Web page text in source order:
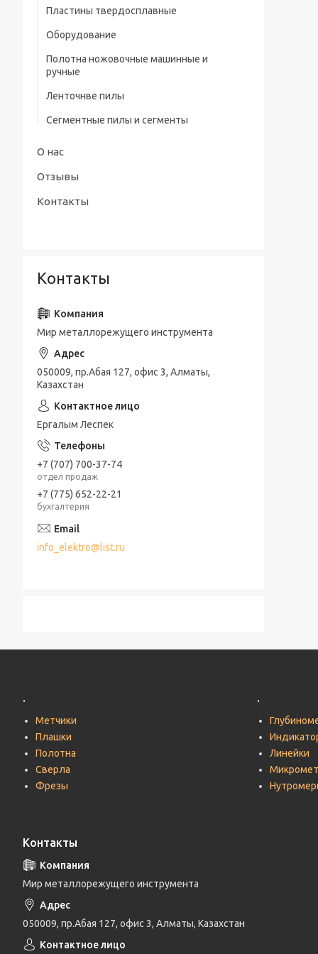
предохранительного конуса (тип А)
Сверла центровочные Р6М5 с
предохранительным конусом (тип В)
радиусные (тип R)
ШЦЦ-III ГОСТ 166-89
Пластины твердосплавные
Оборудование
Полотна ножовочные машинные и
ручные
Ленточнве пилы
Сегментные пилы и сегменты
О нас
Отзывы
Контакты
Контакты
Мир металлорежущего инструмента
050009, пр.Абая 127, офис 3, Алматы,
Казахстан
Ергалым Леспек
+7 (707) 700-37-74
отдел продаж
+7 (775) 652-22-21
бухгалтерия
info_elektro@list.ru
.
Метчики
Плашки
Полотна
Сверла
Фрезы
.
Линейки
Контакты
Мир металлорежущего инструмента
050009, пр.Абая 127, офис 3, Алматы, Казахстан